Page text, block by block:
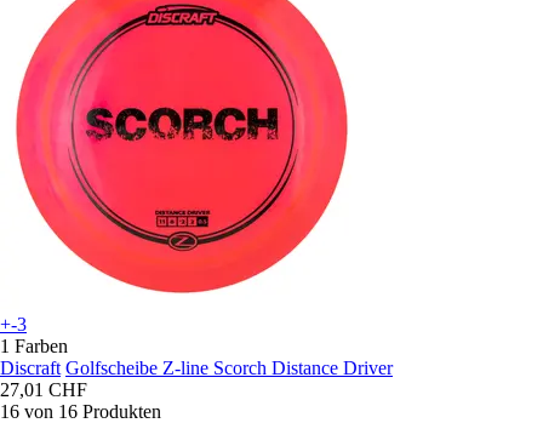
+-3
1 Farben
Discraft Golfscheibe Z-line Scorch Distance Driver
27,01 CHF
16 von 16 Produkten